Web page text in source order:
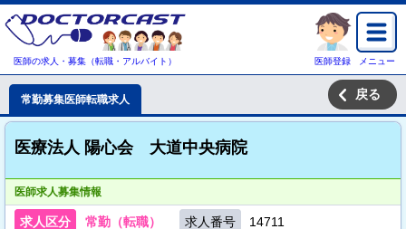
医師の求人・募集（転職・アルバイト） 医師登録 メニュー
常勤募集医師転職求人 戻る
医療法人 陽心会 大道中央病院
医師求人募集情報
求人区分 常勤（転職） 求人番号 14711